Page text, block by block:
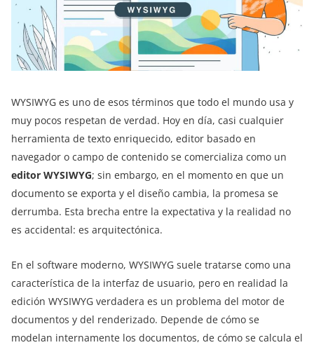
WYSIWYG es uno de esos términos que todo el mundo usa y
muy pocos respetan de verdad. Hoy en día, casi cualquier
herramienta de texto enriquecido, editor basado en
navegador o campo de contenido se comercializa como un
editor WYSIWYG; sin embargo, en el momento en que un
documento se exporta y el diseño cambia, la promesa se
derrumba. Esta brecha entre la expectativa y la realidad no
es accidental: es arquitectónica.
En el software moderno, WYSIWYG suele tratarse como una
característica de la interfaz de usuario, pero en realidad la
edición WYSIWYG verdadera es un problema del motor de
documentos y del renderizado. Depende de cómo se
modelan internamente los documentos, de cómo se calcula el